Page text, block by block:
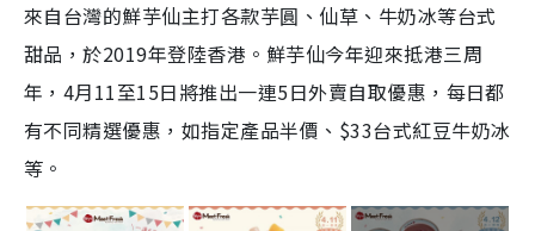
來自台灣的鮮芋仙主打各款芋圓、仙草、牛奶冰等台式
甜品，於2019年登陸香港。鮮芋仙今年迎來抵港三周
年，4月11至15日將推出一連5日外賣自取優惠，每日都
有不同精選優惠，如指定產品半價、$33台式紅豆牛奶冰
等。